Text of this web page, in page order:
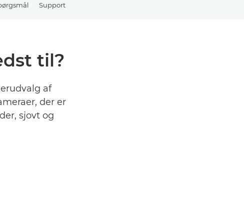
Support
til?
af
der er
sjovt og